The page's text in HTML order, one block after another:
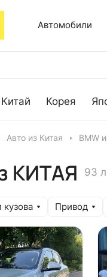
Автомобили
Китай Корея
Авто из Китая BMW
КИТАЯ 93
кузова Привод